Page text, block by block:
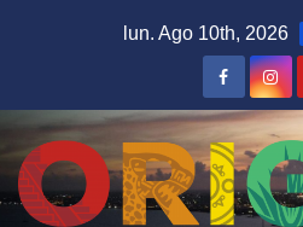
lun. Ago 10th, 2026